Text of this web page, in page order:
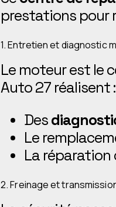
prestations pour
1. Entretien et diagnostic
Le moteur est le
Auto 27 réalisent :
Des
Le
La réparation
2. Freinage et